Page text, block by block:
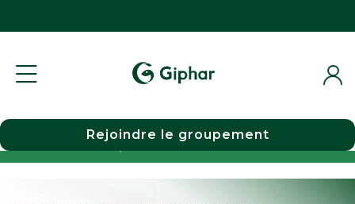
Choisir une pharmacie
Rejoindre le groupement